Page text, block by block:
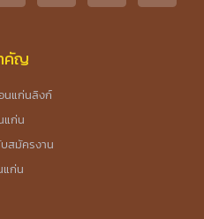
คัญ
นแก่นลิงก์
แก่น
สมัครงาน
แก่น